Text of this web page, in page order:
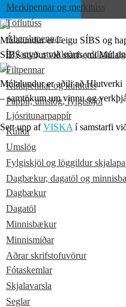
Merkipennar og merkitúss
Töflutúss
Áherslupennar
Blýantar, strokleður, yddarar
Filtpennar
Kúlupennar og kúlutúss
Pappír, umslög, fylgiskjöl
Ljósritunarpappír
Rúllur
Umslög
Fylgiskjöl og löggildur
Dagbækur, dagatöl og
Dagbækur
Dagatöl
Minnisbækur
Minnismiðar
Aðrar skrifstofuvörur
Fótaskemlar
Skjalavarsla
Seglar
Múlalundur er í eigu SÍBS og
SÍBS styður við starfsemi
Múlalundur er aðili að Hlutverki
– samtökum um vinnu og
Sett upp afVISKA í samstarfi